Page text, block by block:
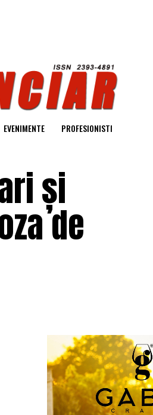
EVENIMENTE PROFESIONISTI
și
de